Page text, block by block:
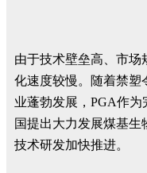
由于技术壁垒高、市场
化速度较慢。随着禁塑
业蓬勃发展，PGA作
国提出大力发展煤基
技术研发加快推进。